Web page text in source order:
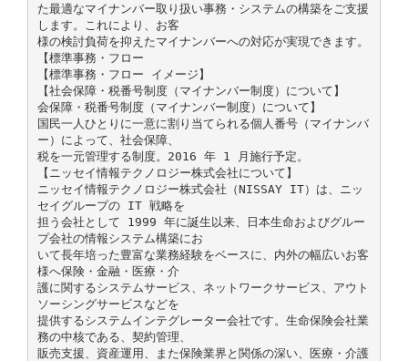
た最適なマイナンバー取り扱い事務・システムの構築をご支援
します。これにより、お客
様の検討負荷を抑えたマイナンバーへの対応が実現できます。
【標準事務・フロー
【標準事務・フロー イメージ】
【社会保障・税番号制度（マイナンバー制度）について】
会保障・税番号制度（マイナンバー制度）について】
国民一人ひとりに一意に割り当てられる個人番号（マイナンバ
ー）によって、社会保障、
税を一元管理する制度。2016 年 1 月施行予定。
【ニッセイ情報テクノロジー株式会社について】
ニッセイ情報テクノロジー株式会社（NISSAY IT）は、ニッ
セイグループの IT 戦略を
担う会社として 1999 年に誕生以来、日本生命およびグルー
プ会社の情報システム構築にお
いて長年培った豊富な業務経験をベースに、内外の幅広いお客
様へ保険・金融・医療・介
護に関するシステムサービス、ネットワークサービス、アウト
ソーシングサービスなどを
提供するシステムインテグレーター会社です。生命保険会社業
務の中核である、契約管理、
販売支援、資産運用、また保険業界と関係の深い、医療・介護